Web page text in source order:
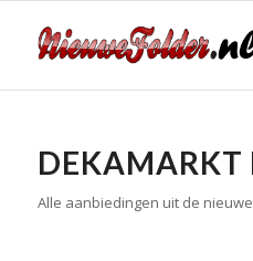
DEKAMARKT
Alle aanbiedingen uit de